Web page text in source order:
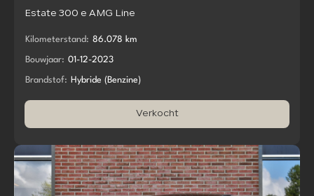
Estate 300 e AMG Line
Kilometerstand: 86.078 km
Bouwjaar: 01-12-2023
Brandstof: Hybride (Benzine)
Verkocht